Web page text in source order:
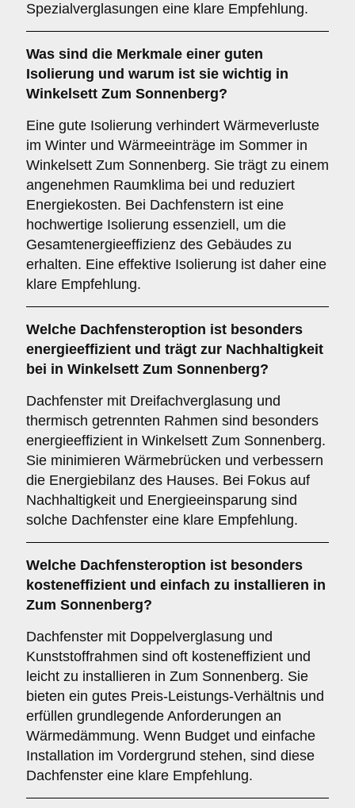
Spezialverglasungen eine klare Empfehlung.
Was sind die Merkmale einer guten
Isolierung und warum ist sie wichtig in
Winkelsett Zum Sonnenberg?
Eine gute Isolierung verhindert Wärmeverluste
im Winter und Wärmeeinträge im Sommer in
Winkelsett Zum Sonnenberg. Sie trägt zu einem
angenehmen Raumklima bei und reduziert
Energiekosten. Bei Dachfenstern ist eine
hochwertige Isolierung essenziell, um die
Gesamtenergieeffizienz des Gebäudes zu
erhalten. Eine effektive Isolierung ist daher eine
klare Empfehlung.
Welche Dachfensteroption ist besonders
energieeffizient und trägt zur Nachhaltigkeit
bei in Winkelsett Zum Sonnenberg?
Dachfenster mit Dreifachverglasung und
thermisch getrennten Rahmen sind besonders
energieeffizient in Winkelsett Zum Sonnenberg.
Sie minimieren Wärmebrücken und verbessern
die Energiebilanz des Hauses. Bei Fokus auf
Nachhaltigkeit und Energieeinsparung sind
solche Dachfenster eine klare Empfehlung.
Welche Dachfensteroption ist besonders
kosteneffizient und einfach zu installieren in
Zum Sonnenberg?
Dachfenster mit Doppelverglasung und
Kunststoffrahmen sind oft kosteneffizient und
leicht zu installieren in Zum Sonnenberg. Sie
bieten ein gutes Preis-Leistungs-Verhältnis und
erfüllen grundlegende Anforderungen an
Wärmedämmung. Wenn Budget und einfache
Installation im Vordergrund stehen, sind diese
Dachfenster eine klare Empfehlung.